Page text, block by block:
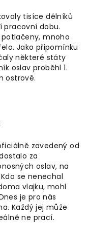
tisíce dělníků
pracovní dobu.
mnoho
Jako připomínku
některé státy
oslav proběhl 1.
ostrově.
zavedený od
za
oslav, na
se nenechal
vlajku, mohl
je pro nás
Každý jej může
ne prací.